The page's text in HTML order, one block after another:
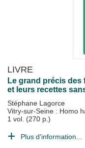
LIVRE
Le grand précis des
et leurs recettes
Stéphane Lagorce
Vitry-sur-Seine : Homo
1 vol. (270 p.)
Plus d'information...